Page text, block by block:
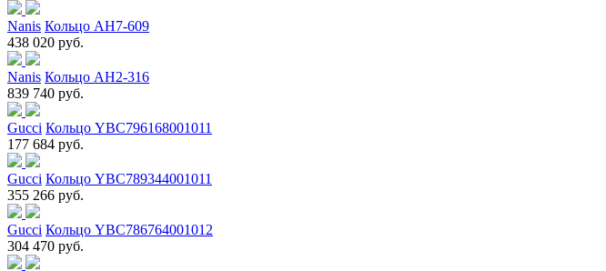
Nanis Кольцо AH7-609
438 020 руб.
Nanis Кольцо AH2-316
839 740 руб.
Gucci Кольцо YBC796168001011
177 684 руб.
Gucci Кольцо YBC789344001011
355 266 руб.
Gucci Кольцо YBC786764001012
304 470 руб.